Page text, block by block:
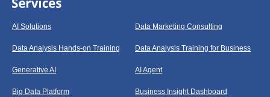
AI Solutions Data Marketing Consulting
Data Analysis Hands-on Training Data Analysis Training for Business
Generative AI AI Agent
Big Data Platform Business Insight Dashboard